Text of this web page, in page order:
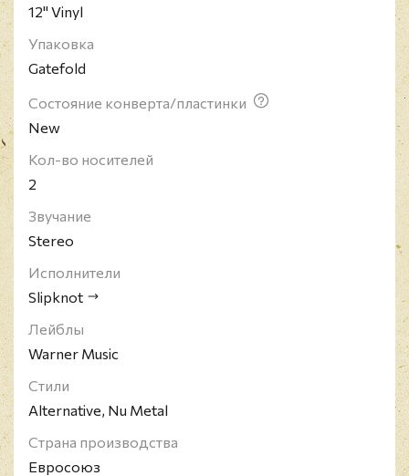
12" Vinyl
Упаковка
Gatefold
Состояние конверта/пластинки
New
Кол-во носителей
2
Звучание
Stereo
Исполнители
Slipknot
Лейблы
Warner Music
Стили
Alternative, Nu Metal
Страна производства
Евросоюз